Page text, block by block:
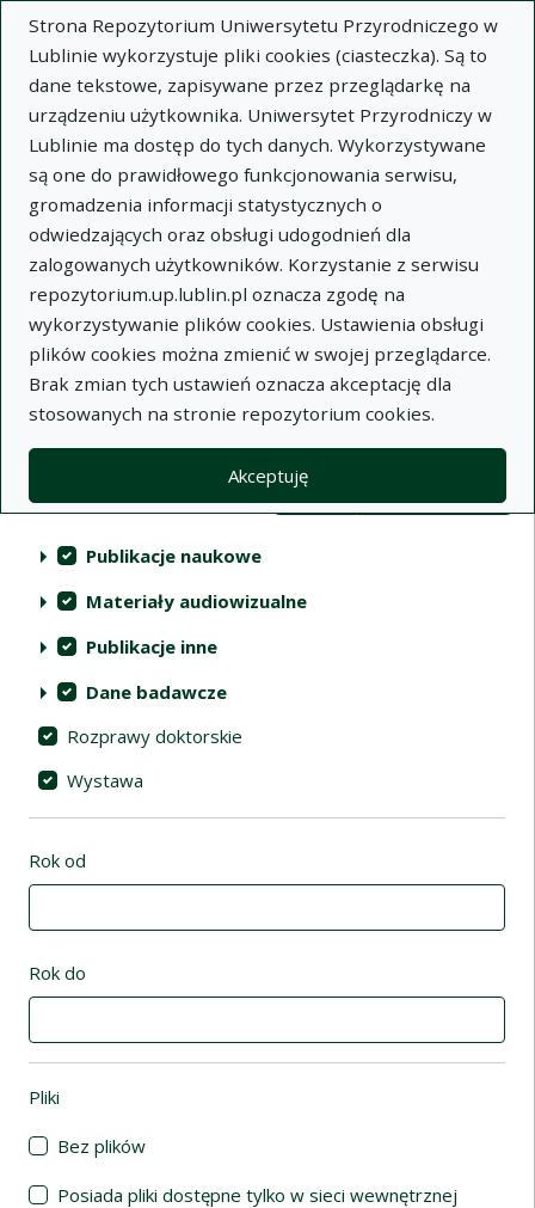
Strona Repozytorium Uniwersytetu Przyrodniczego w
Lublinie wykorzystuje pliki cookies (ciasteczka). Są to
dane tekstowe, zapisywane przez przeglądarkę na
urządzeniu użytkownika. Uniwersytet Przyrodniczy w
Lublinie ma dostęp do tych danych. Wykorzystywane
są one do prawidłowego funkcjonowania serwisu,
gromadzenia informacji statystycznych o
odwiedzających oraz obsługi udogodnień dla
zalogowanych użytkowników. Korzystanie z serwisu
repozytorium.up.lublin.pl oznacza zgodę na
wykorzystywanie plików cookies. Ustawienia obsługi
plików cookies można zmienić w swojej przeglądarce.
Brak zmian tych ustawień oznacza akceptację dla
stosowanych na stronie repozytorium cookies.
Akceptuję
Wyszukaj
Repozytorium Uniwersytetu
Przyrodniczego w Lublinie
Kolekcje
Lista wyników wyszukiwania
Filtry wyszukiwania (automatyczne
Akcje na kolekcjach
Kolekcje (automatyczne przeładowanie treści)
Publikacje naukowe
Materiały audiowizualne
Publikacje inne
Dane badawcze
Rozprawy doktorskie
Wystawa
Rok od
Rok do
Pliki
Bez plików
Posiada pliki dostępne tylko w sieci wewnętrznej